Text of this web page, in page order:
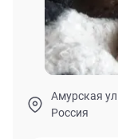
Амурская
Россия